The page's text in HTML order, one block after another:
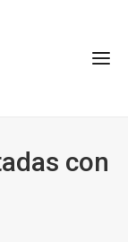
con